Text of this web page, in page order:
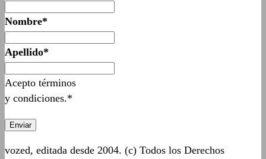
Nombre*
Apellido*
Acepto términos
y condiciones.*
vozed, editada desde 2004. (c) Todos los Derechos